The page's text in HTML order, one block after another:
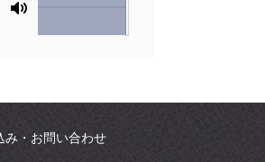
Mute
み・お問い合わせ